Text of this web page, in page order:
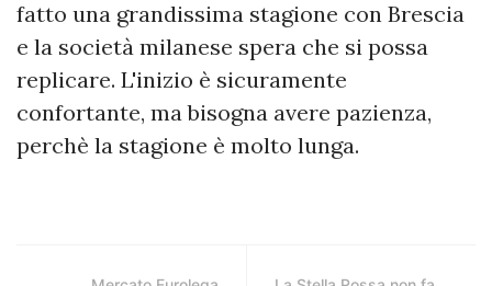
fatto una grandissima stagione con Brescia
e la società milanese spera che si possa
replicare. L'inizio è sicuramente
confortante, ma bisogna avere pazienza,
perchè la stagione è molto lunga.